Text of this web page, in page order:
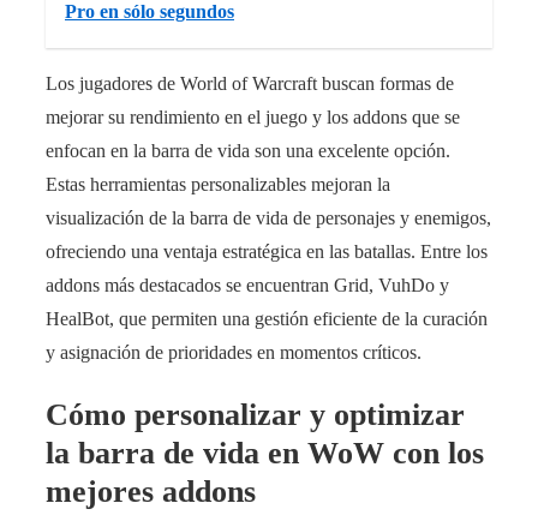
Pro en sólo segundos
Los jugadores de World of Warcraft buscan formas de
mejorar su rendimiento en el juego y los addons que se
enfocan en la barra de vida son una excelente opción.
Estas herramientas personalizables mejoran la
visualización de la barra de vida de personajes y enemigos,
ofreciendo una ventaja estratégica en las batallas. Entre los
addons más destacados se encuentran Grid, VuhDo y
HealBot, que permiten una gestión eficiente de la curación
y asignación de prioridades en momentos críticos.
Cómo personalizar y optimizar
la barra de vida en WoW con los
mejores addons